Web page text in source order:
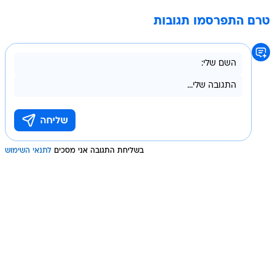
טרם התפרסמו תגובות
בשליחת התגובה אני מסכים לתנאי השימוש